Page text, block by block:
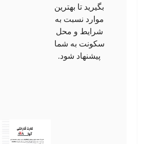
بگیرید تا بهترین
موارد نسبت به
شرایط و محل
سکونت به شما
پیشنهاد شود.